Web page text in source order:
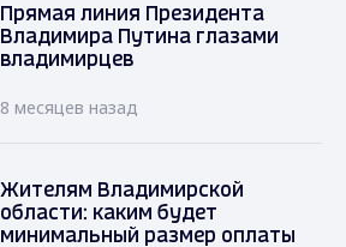
Прямая линия Президента
Владимира Путина глазами
владимирцев
8 месяцев назад
Жителям Владимирской
области: каким будет
минимальный размер оплаты